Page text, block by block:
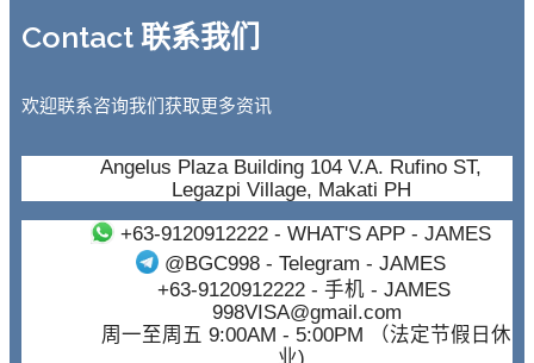
Contact 联系我们
欢迎联系咨询我们获取更多资讯
Angelus Plaza Building 104 V.A. Rufino ST,
Legazpi Village, Makati PH
+63-9120912222- WHAT'S APP - JAMES
@BGC998 - Telegram - JAMES
+63-9120912222- 手机 - JAMES
998VISA@gmail.com
周一至周五 9:00AM - 5:00PM （法定节假日休
业)